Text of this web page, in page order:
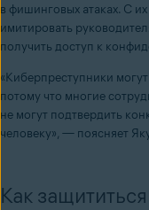
в фишинговых атаках. С
имитировать
получить доступ к
«Киберпреступники
потому что многие
не могут подтвердить
человеку», — поясняет
Как